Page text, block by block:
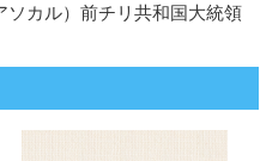
ソカル）前チリ共和国大統領